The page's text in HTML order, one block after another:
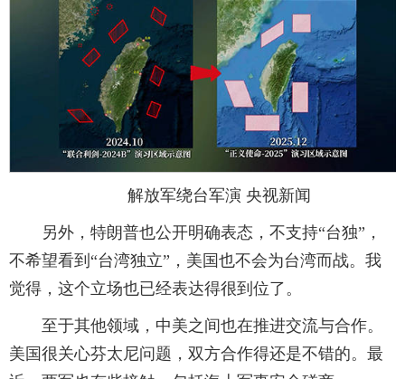
解放军绕台军演 央视新闻
另外，特朗普也公开明确表态，不支持“台独”，
不希望看到“台湾独立”，美国也不会为台湾而战。我
觉得，这个立场也已经表达得很到位了。
至于其他领域，中美之间也在推进交流与合作。
美国很关心芬太尼问题，双方合作得还是不错的。最